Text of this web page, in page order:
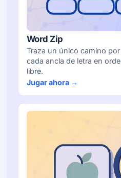
Word Zip
Traza un único camino
cada ancla de letra en
libre.
Jugar ahora →